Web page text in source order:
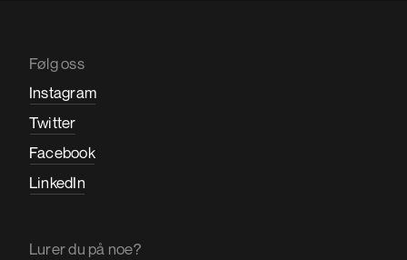
Følg oss
Instagram
Twitter
Facebook
LinkedIn
Lurer du på noe?